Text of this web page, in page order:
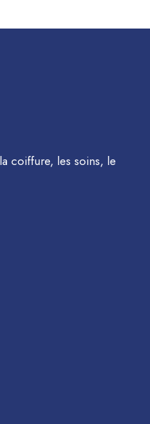
coiffure, les soins, le